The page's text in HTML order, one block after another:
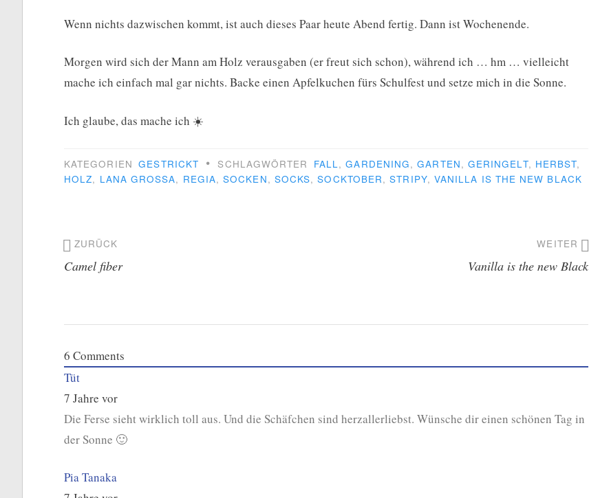
Wenn nichts dazwischen kommt, ist auch dieses Paar heute Abend fertig. Dann ist Wochenende.
Morgen wird sich der Mann am Holz verausgaben (er freut sich schon), während ich … hm … vielleicht
mache ich einfach mal gar nichts. Backe einen Apfelkuchen fürs Schulfest und setze mich in die Sonne.
Ich glaube, das mache ich ☀️
KATEGORIEN GESTRICKT • SCHLAGWÖRTER FALL,GARDENING,GARTEN, GERINGELT, HERBST,
HOLZ, LANA GROSSA, REGIA,SOCKEN, SOCKS,SOCKTOBER,STRIPY, VANILLA IS THE NEW BLACK
Beitragsnavigation
ZURÜCK
Camel fiber
WEITER
Vanilla is the new Black
6 Comments
Tüt
7 Jahre vor
Die Ferse sieht wirklich toll aus. Und die Schäfchen sind herzallerliebst. Wünsche dir einen schönen Tag in
der Sonne 🙂
Pia Tanaka